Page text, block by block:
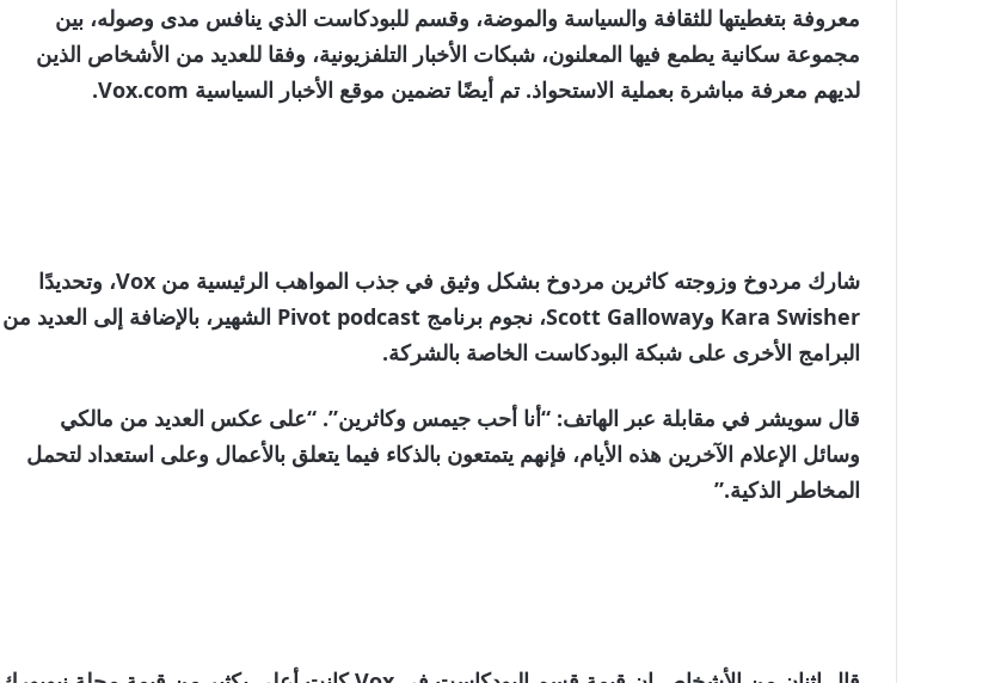
من
4
عناصر
القائمة
معروفة بتغطيتها للثقافة والسياسة والموضة، وقسم للبودكاست الذي ينافس مدى وصوله، بين
مجموعة سكانية يطمع فيها المعلنون، ​​شبكات الأخبار التلفزيونية، وفقا للعديد من الأشخاص الذين
لديهم معرفة مباشرة بعملية الاستحواذ. تم أيضًا تضمين موقع الأخبار السياسية Vox.com.
شارك مردوخ وزوجته كاثرين مردوخ بشكل وثيق في جذب المواهب الرئيسية من Vox، وتحديدًا
Kara Swisher وScott Galloway، نجوم برنامج Pivot podcast الشهير، بالإضافة إلى العديد من
البرامج الأخرى على شبكة البودكاست الخاصة بالشركة.
قال سويشر في مقابلة عبر الهاتف: “أنا أحب جيمس وكاثرين”. “على عكس العديد من مالكي
وسائل الإعلام الآخرين هذه الأيام، فإنهم يتمتعون بالذكاء فيما يتعلق بالأعمال وعلى استعداد لتحمل
المخاطر الذكية.”